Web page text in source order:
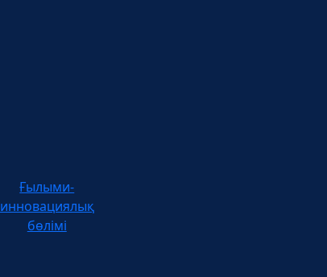
Ғылыми-
инновациялық
бөлімі